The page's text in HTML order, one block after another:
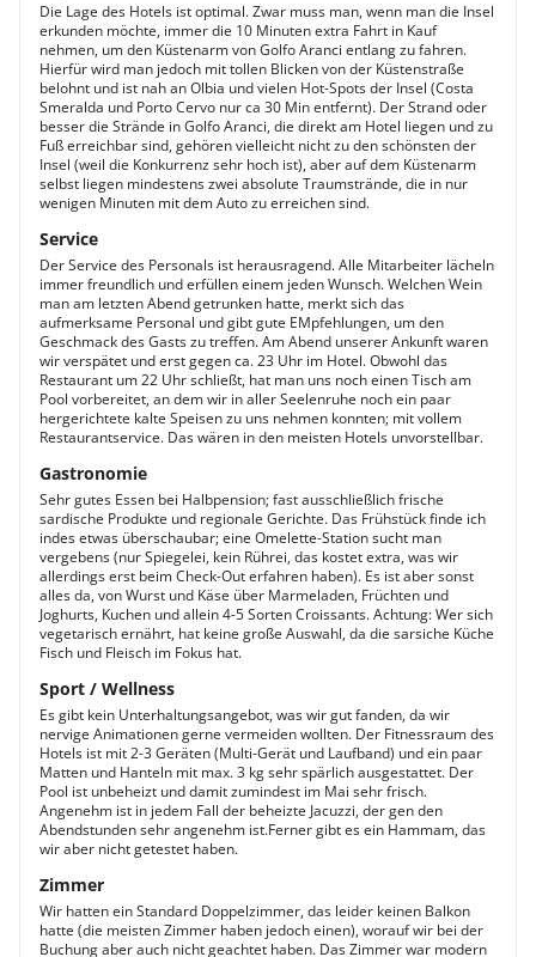
Die Lage des Hotels ist optimal. Zwar muss man, wenn man die Insel
erkunden möchte, immer die 10 Minuten extra Fahrt in Kauf
nehmen, um den Küstenarm von Golfo Aranci entlang zu fahren.
Hierfür wird man jedoch mit tollen Blicken von der Küstenstraße
belohnt und ist nah an Olbia und vielen Hot-Spots der Insel (Costa
Smeralda und Porto Cervo nur ca 30 Min entfernt). Der Strand oder
besser die Strände in Golfo Aranci, die direkt am Hotel liegen und zu
Fuß erreichbar sind, gehören vielleicht nicht zu den schönsten der
Insel (weil die Konkurrenz sehr hoch ist), aber auf dem Küstenarm
selbst liegen mindestens zwei absolute Traumstrände, die in nur
wenigen Minuten mit dem Auto zu erreichen sind.
Service
Der Service des Personals ist herausragend. Alle Mitarbeiter lächeln
immer freundlich und erfüllen einem jeden Wunsch. Welchen Wein
man am letzten Abend getrunken hatte, merkt sich das
aufmerksame Personal und gibt gute EMpfehlungen, um den
Geschmack des Gasts zu treffen. Am Abend unserer Ankunft waren
wir verspätet und erst gegen ca. 23 Uhr im Hotel. Obwohl das
Restaurant um 22 Uhr schließt, hat man uns noch einen Tisch am
Pool vorbereitet, an dem wir in aller Seelenruhe noch ein paar
hergerichtete kalte Speisen zu uns nehmen konnten; mit vollem
Restaurantservice. Das wären in den meisten Hotels unvorstellbar.
Gastronomie
Sehr gutes Essen bei Halbpension; fast ausschließlich frische
sardische Produkte und regionale Gerichte. Das Frühstück finde ich
indes etwas überschaubar; eine Omelette-Station sucht man
vergebens (nur Spiegelei, kein Rührei, das kostet extra, was wir
allerdings erst beim Check-Out erfahren haben). Es ist aber sonst
alles da, von Wurst und Käse über Marmeladen, Früchten und
Joghurts, Kuchen und allein 4-5 Sorten Croissants. Achtung: Wer sich
vegetarisch ernährt, hat keine große Auswahl, da die sarsiche Küche
Fisch und Fleisch im Fokus hat.
Sport / Wellness
Es gibt kein Unterhaltungsangebot, was wir gut fanden, da wir
nervige Animationen gerne vermeiden wollten. Der Fitnessraum des
Hotels ist mit 2-3 Geräten (Multi-Gerät und Laufband) und ein paar
Matten und Hanteln mit max. 3 kg sehr spärlich ausgestattet. Der
Pool ist unbeheizt und damit zumindest im Mai sehr frisch.
Angenehm ist in jedem Fall der beheizte Jacuzzi, der gen den
Abendstunden sehr angenehm ist.Ferner gibt es ein Hammam, das
wir aber nicht getestet haben.
Zimmer
Wir hatten ein Standard Doppelzimmer, das leider keinen Balkon
hatte (die meisten Zimmer haben jedoch einen), worauf wir bei der
Buchung aber auch nicht geachtet haben. Das Zimmer war modern